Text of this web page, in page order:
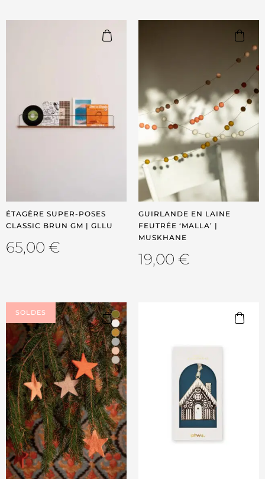
ÉTAGÈRE SUPER-POSES
CLASSIC BRUN GM | GLLU
65,00 €
GUIRLANDE EN LAINE
FEUTRÉE ‘MALLA’ |
MUSKHANE
19,00 €
SOLDES